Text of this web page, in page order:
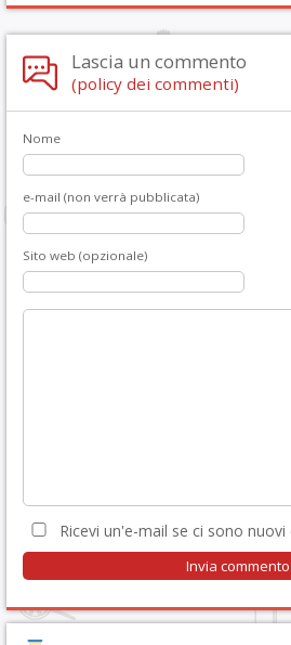
Lascia un commento
(policy dei commenti)
Nome
e-mail (non verrà pubblicata)
Sito web (opzionale)
Ricevi un'e-mail se ci sono